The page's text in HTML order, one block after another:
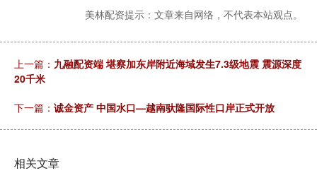
美林配资提示：文章来自网络，不代表本站观点。
上一篇： 九融配资端 堪察加东岸附近海域发生7.3级地震 震源深度
20千米
下一篇： 诚金资产 中国水口—越南驮隆国际性口岸正式开放
相关文章